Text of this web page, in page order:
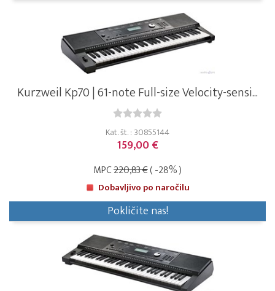
Kurzweil Kp70 | 61-note Full-size Velocity-sensi...
Kat. št. : 30855144
159,00 €
MPC220,83 €( -28% )
Dobavljivo po naročilu
Pokličite nas!